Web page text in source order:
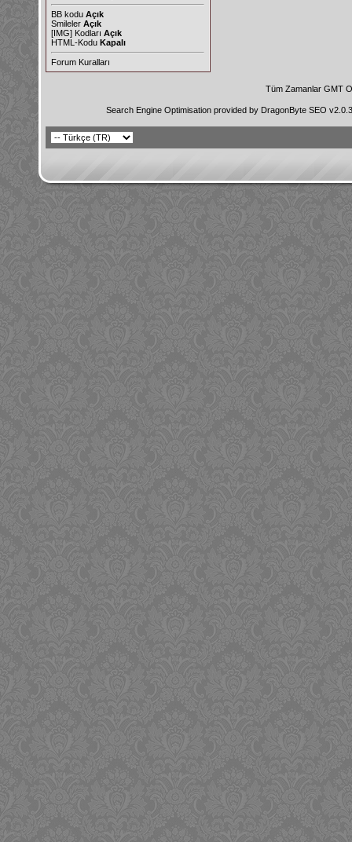
BB kodu Açık
Smileler Açık
[IMG] Kodları Açık
HTML-Kodu Kapalı
Forum Kuralları
Tüm Zamanlar GMT
Search Engine Optimisation provided by DragonByte SEO